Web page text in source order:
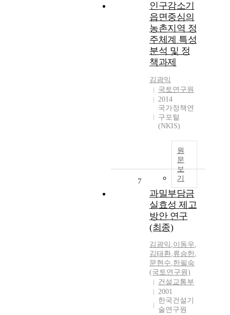
인구감소기
읍면중심의
농촌지역 정
주체계 특성
분석 및 정
책과제
김광익
국토연구원
2014
국가정책연
구포털
(NKIS)
원
문
보
기
7
과밀부담금
실효성 제고
방안 연구
(최종)
김광익 ,이동우,
김태환,류승한,
문현수,한필숙
(국토연구원)
건설교통부
2001
한국건설기
술연구원